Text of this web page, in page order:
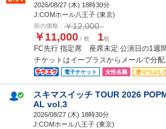
2026/08/27 (木) 18時30分
J:COMホール八王子 (東京)
前の価格： ￥12,000
￥11,000 / 枚 1枚
FC先行 指定席 座席未定 公演日の1週
チケットはイープラスからメールで分配
電子チケット 女性名義 塗りつぶし
スキマスイッチ TOUR 2026
AL vol.3
2026/08/27 (木) 18時30分
J:COMホール八王子 (東京)